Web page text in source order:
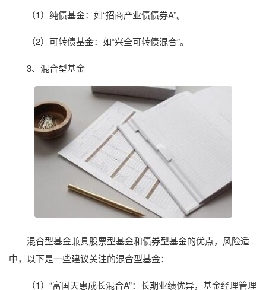
（1）纯债基金：如“招商产业债债券A”。
（2）可转债基金：如“兴全可转债混合”。
3、混合型基金
混合型基金兼具股票型基金和债券型基金的优点，风险适
中，以下是一些建议关注的混合型基金：
（1）“富国天惠成长混合A”：长期业绩优异，基金经理管理